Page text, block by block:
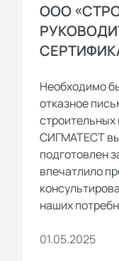
ООО
Необходимо
отказное
СИГМАТЕСТ
подготовлен
впечатлило
наших
01.05.2025